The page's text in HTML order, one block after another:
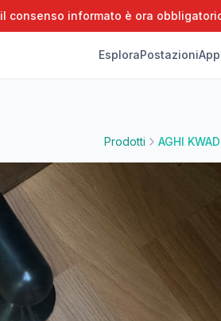
il consenso informato è ora
EsploraPostazioni
Prodotti AGHI